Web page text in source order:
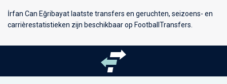
İrfan Can Eğribayat laatste transfers en geruchten, seizoens- en
carrièrestatistieken zijn beschikbaar op FootballTransfers.